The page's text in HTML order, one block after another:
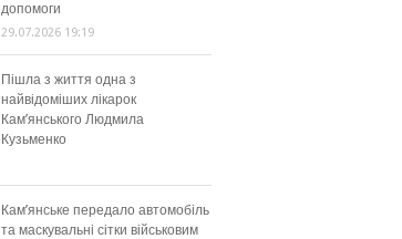
допомоги
29.07.2026 19:19
Пішла з життя одна з
найвідоміших лікарок
Кам’янського Людмила
Кузьменко
Кам’янське передало автомобіль
та маскувальні сітки військовим